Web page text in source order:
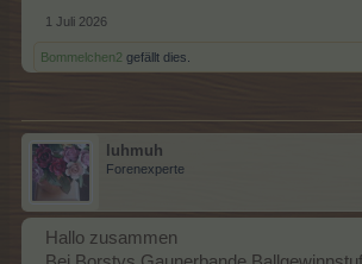
1 Juli 2026
Bommelchen2 gefällt dies.
luhmuh
Forenexperte
Hallo zusammen